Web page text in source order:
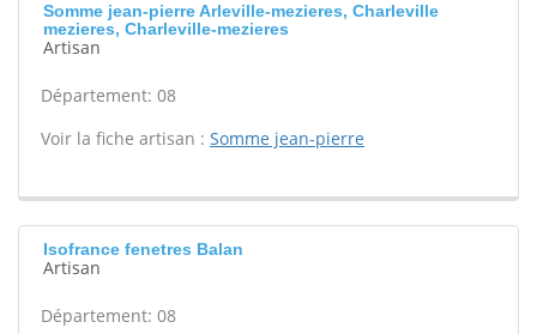
Somme jean-pierre Arleville-mezieres, Charleville
mezieres, Charleville-mezieres
Artisan
Département: 08
Voir la fiche artisan : Somme jean-pierre
Isofrance fenetres Balan
Artisan
Département: 08